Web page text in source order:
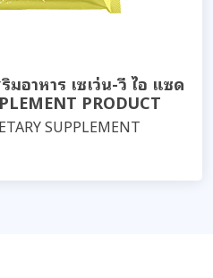
อาหาร เซเว่น-วี ไอ แซด
PRODUCT
SUPPLEMENT